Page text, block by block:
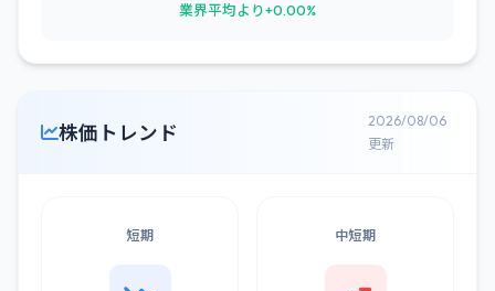
業界平均より+0.00%
株価トレンド
2026/08/06
更新
短期 中短期